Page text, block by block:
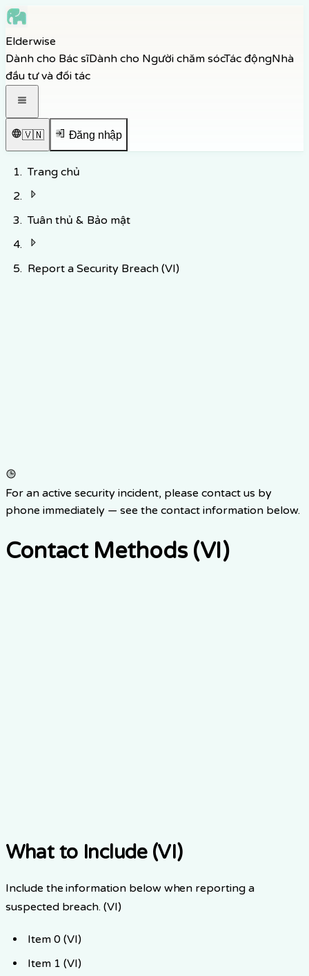
Skip to navigation
Skip to footer
Elderwise
Dành cho Bác sĩDành cho Người chăm sócTác độngNhà
đầu tư và đối tác
🇻🇳 Đăng nhập
Trang chủ
Tuân thủ & Bảo mật
Report a Security Breach (VI)
For an active security incident, please contact us by
phone immediately — see the contact information below.
Contact Methods (VI)
What to Include (VI)
Include the information below when reporting a
suspected breach. (VI)
Item 0 (VI)
Item 1 (VI)